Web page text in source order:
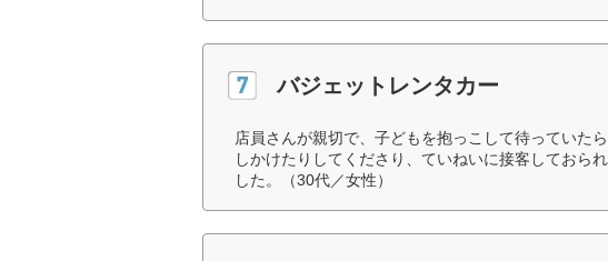
バジェットレンタカー
店員さんが親切で、子どもを抱っこして待っていた
しかけたりしてくださり、ていねいに接客しておら
した。（30代／女性）